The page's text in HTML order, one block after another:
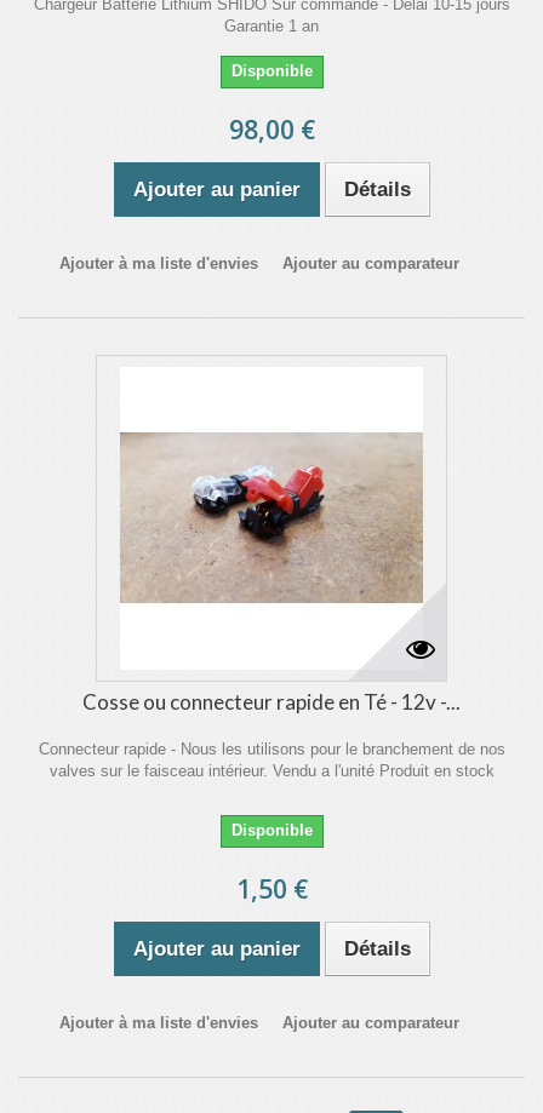
Chargeur Batterie Lithium SHIDO Sur commande - Délai 10-15 jours
Garantie 1 an
Disponible
98,00 €
Ajouter au panier Détails
Ajouter à ma liste d'envies Ajouter au comparateur
Cosse ou connecteur rapide en Té - 12v -...
Connecteur rapide - Nous les utilisons pour le branchement de nos
valves sur le faisceau intérieur. Vendu a l'unité Produit en stock
Disponible
1,50 €
Ajouter au panier Détails
Ajouter à ma liste d'envies Ajouter au comparateur